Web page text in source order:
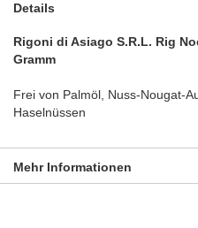
Details
Rigoni di Asiago S.R.L. Rig
Gramm
Frei von Palmöl, Nuss-Nougat-
Haselnüssen
Mehr Informationen